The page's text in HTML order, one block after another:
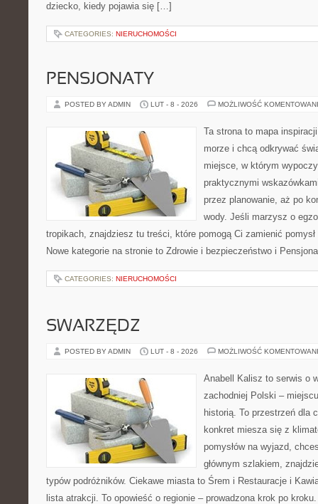
dziecko, kiedy pojawia się […]
CATEGORIES: NIERUCHOMOŚCI
PENSJONATY
POSTED BY ADMIN LUT - 8 - 2026 MOŻLIWOŚĆ
Ta strona to mapa
morze i chcą odkrywać
miejsce, w którym
praktycznymi
przez planowanie, aż po
wody. Jeśli marzysz o
tropikach, znajdziesz tu treści, które pomogą Ci zamienić
Nowe kategorie na stronie to Zdrowie i bezpieczeństwo i
CATEGORIES: NIERUCHOMOŚCI
SWARZĘDZ
POSTED BY ADMIN LUT - 8 - 2026 MOŻLIWOŚĆ
Anabell Kalisz to serwis o
zachodniej Polski –
historią. To przestrzeń dla
konkret miesza się z
pomysłów na wyjazd,
głównym szlakiem,
typów podróżników. Ciekawe miasta to Śrem i Restauracje i
lista atrakcji. To opowieść o regionie – prowadzona krok po